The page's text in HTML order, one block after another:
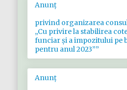
Anunț
privind organizarea
„Cu privire la stabilirea
funciar şi a impozitului pe
pentru anul 2023””
Anunț